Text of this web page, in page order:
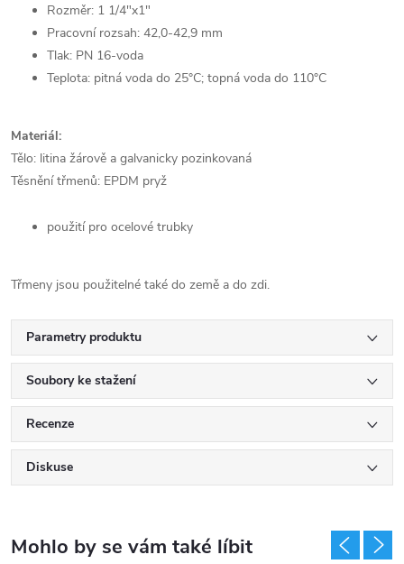
Rozměr: 1 1/4"x1"
Pracovní rozsah: 42,0-42,9 mm
Tlak: PN 16-voda
Teplota: pitná voda do 25°C; topná voda do 110°C
Materiál:
Tělo: litina žárově a galvanicky pozinkovaná
Těsnění třmenů: EPDM pryž
použití pro ocelové trubky
Třmeny jsou použitelné také do země a do zdi.
Parametry produktu
Soubory ke stažení
Recenze
Diskuse